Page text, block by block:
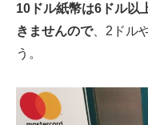
10ドル紙幣は6ドル以
きませんので、2ドル
う。